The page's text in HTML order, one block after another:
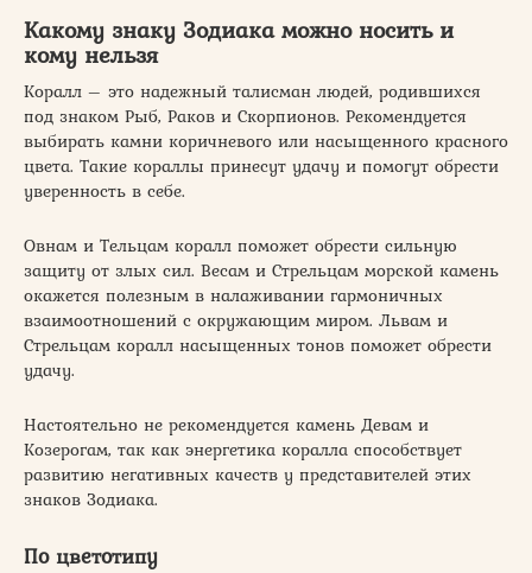
Какому знаку Зодиака можно носить и
кому нельзя
Коралл – это надежный талисман людей, родившихся
под знаком Рыб, Раков и Скорпионов. Рекомендуется
выбирать камни коричневого или насыщенного красного
цвета. Такие кораллы принесут удачу и помогут обрести
уверенность в себе.
Овнам и Тельцам коралл поможет обрести сильную
защиту от злых сил. Весам и Стрельцам морской камень
окажется полезным в налаживании гармоничных
взаимоотношений с окружающим миром. Львам и
Стрельцам коралл насыщенных тонов поможет обрести
удачу.
Настоятельно не рекомендуется камень Девам и
Козерогам, так как энергетика коралла способствует
развитию негативных качеств у представителей этих
знаков Зодиака.
По цветотипу